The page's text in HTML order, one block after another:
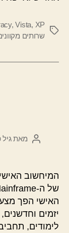
תגיות
,Vista, XP
שרותים
המחבר
מאתגיל
המיחשוב
האישי הפך
יזמים
לימודים,